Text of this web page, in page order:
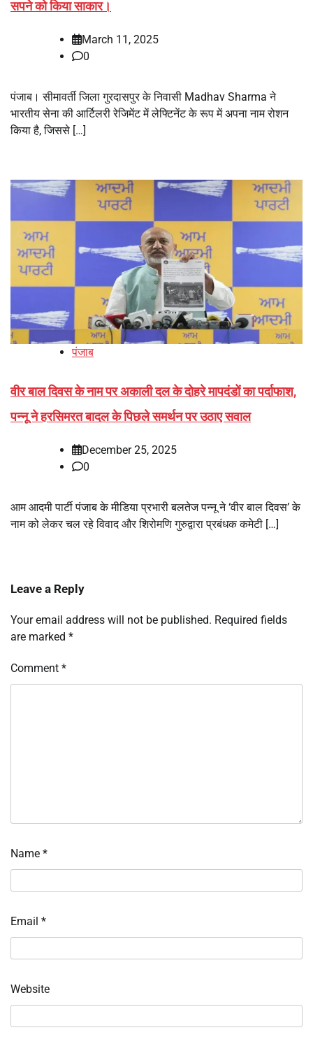
सपने को किया साकार।
March 11, 2025
0
पंजाब। सीमावर्ती जिला गुरदासपुर के निवासी Madhav Sharma ने
भारतीय सेना की आर्टिलरी रेजिमेंट में लेफ्टिनेंट के रूप में अपना नाम रोशन
किया है, जिससे […]
पंजाब
वीर बाल दिवस के नाम पर अकाली दल के दोहरे मापदंडों का पर्दाफाश,
पन्नू ने हरसिमरत बादल के पिछले समर्थन पर उठाए सवाल
December 25, 2025
0
आम आदमी पार्टी पंजाब के मीडिया प्रभारी बलतेज पन्नू ने ‘वीर बाल दिवस’ के
नाम को लेकर चल रहे विवाद और शिरोमणि गुरुद्वारा प्रबंधक कमेटी […]
Leave a Reply
Your email address will not be published. Required fields
are marked *
Comment *
Name *
Email *
Website